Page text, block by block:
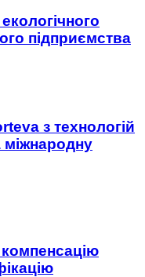
підприємства
з технологій
міжнародну